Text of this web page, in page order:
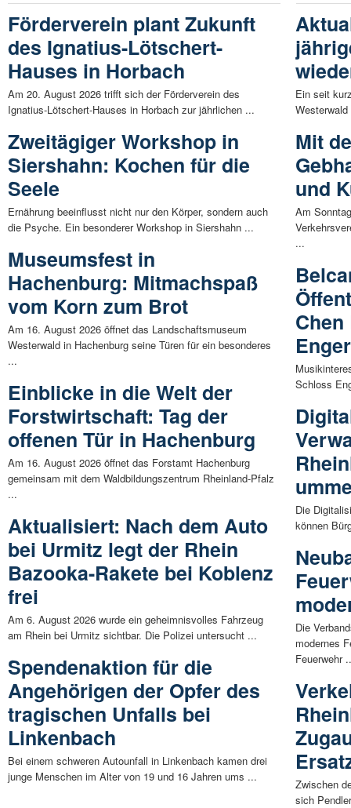
Förderverein plant Zukunft
des Ignatius-Lötschert-
Hauses in Horbach
Am 20. August 2026 trifft sich der Förderverein des
Ignatius-Lötschert-Hauses in Horbach zur jährlichen ...
Zweitägiger Workshop in
Siershahn: Kochen für die
Seele
Ernährung beeinflusst nicht nur den Körper, sondern auch
die Psyche. Ein besonderer Workshop in Siershahn ...
Museumsfest in
Hachenburg: Mitmachspaß
vom Korn zum Brot
Am 16. August 2026 öffnet das Landschaftsmuseum
Westerwald in Hachenburg seine Türen für ein besonderes
...
Einblicke in die Welt der
Forstwirtschaft: Tag der
offenen Tür in Hachenburg
Am 16. August 2026 öffnet das Forstamt Hachenburg
gemeinsam mit dem Waldbildungszentrum Rheinland-Pfalz
...
Aktualisiert: Nach dem Auto
bei Urmitz legt der Rhein
Bazooka-Rakete bei Koblenz
frei
Am 6. August 2026 wurde ein geheimnisvolles Fahrzeug
am Rhein bei Urmitz sichtbar. Die Polizei untersucht ...
Spendenaktion für die
Angehörigen der Opfer des
tragischen Unfalls bei
Linkenbach
Bei einem schweren Autounfall in Linkenbach kamen drei
junge Menschen im Alter von 19 und 16 Jahren ums ...
Ein seit
Mit
und
Am
...
Schloss
Die
können
Die
modernes
Feuerwehr
Zwischen
sich